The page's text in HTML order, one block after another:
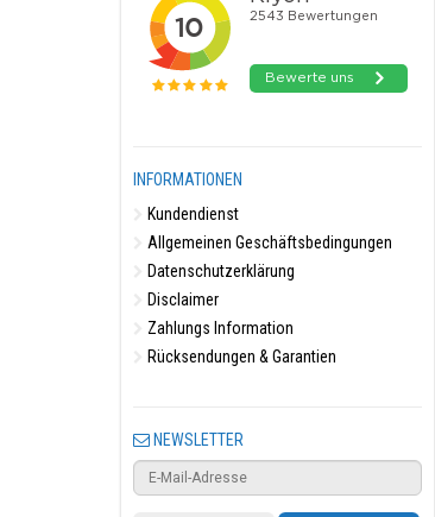
INFORMATIONEN
Kundendienst
Allgemeinen Geschäftsbedingungen
Datenschutzerklärung
Disclaimer
Zahlungs Information
Rücksendungen & Garantien
NEWSLETTER